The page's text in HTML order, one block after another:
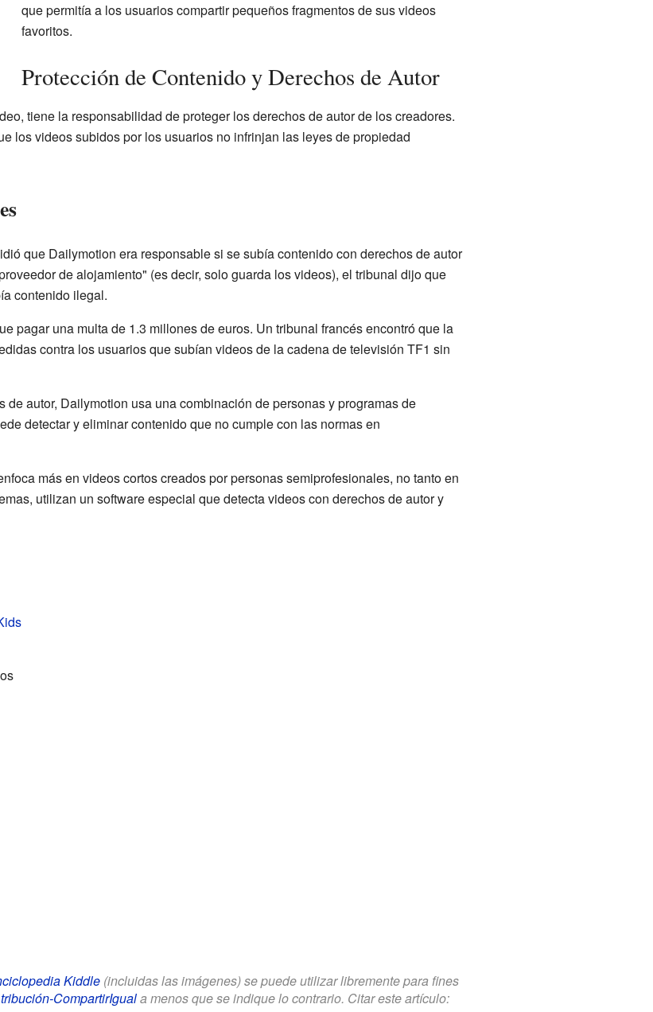
que permitía a los usuarios compartir pequeños fragmentos de sus videos
favoritos.
Protección de Contenido y Derechos de Autor
tiene la responsabilidad de proteger los derechos de autor de los creadores.
los videos subidos por los usuarios no infrinjan las leyes de propiedad
que Dailymotion era responsable si se subía contenido con derechos de autor
de alojamiento" (es decir, solo guarda los videos), el tribunal dijo que
contenido ilegal.
pagar una multa de 1.3 millones de euros. Un tribunal francés encontró que la
contra los usuarios que subían videos de la cadena de televisión TF1 sin
de autor, Dailymotion usa una combinación de personas y programas de
detectar y eliminar contenido que no cumple con las normas en
más en videos cortos creados por personas semiprofesionales, no tanto en
utilizan un software especial que detecta videos con derechos de autor y
Kiddle(incluidas las imágenes) se puede utilizar libremente para fines
CompartirIguala menos que se indique lo contrario. Citar este artículo: